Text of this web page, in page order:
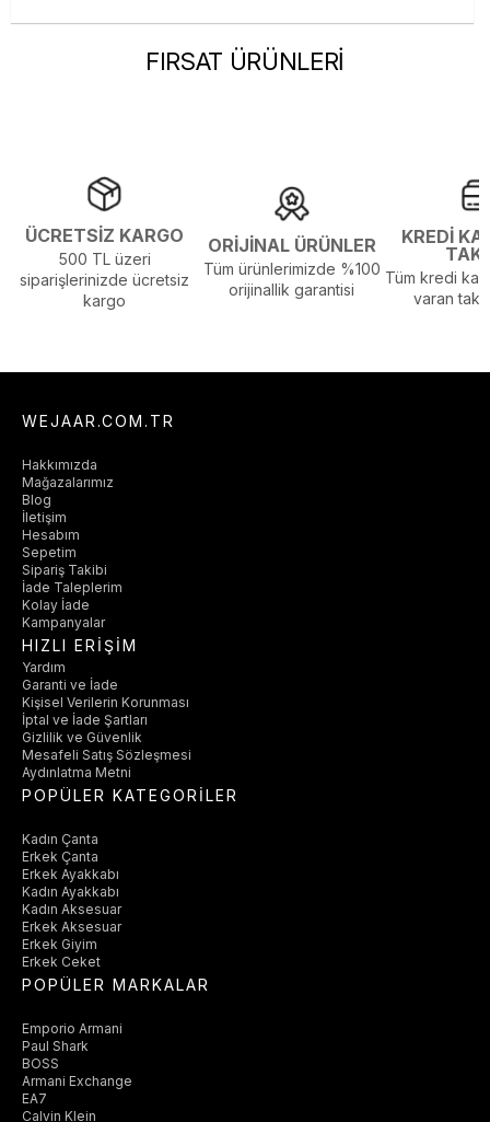
FIRSAT ÜRÜNLERİ
ÜCRETSİZ KARGO
500 TL üzeri
siparişlerinizde ücretsiz
kargo
ORİJİNAL ÜRÜNLER
Tüm ürünlerimizde %100
orijinallik garantisi
KREDİ
Tüm kredi
varan
WEJAAR.COM.TR
Hakkımızda
Mağazalarımız
Blog
İletişim
Hesabım
Sepetim
Sipariş Takibi
İade Taleplerim
Kolay İade
Kampanyalar
HIZLI ERİŞİM
Yardım
Garanti ve İade
Kişisel Verilerin Korunması
İptal ve İade Şartları
Gizlilik ve Güvenlik
Mesafeli Satış Sözleşmesi
Aydınlatma Metni
POPÜLER KATEGORİLER
Kadın Çanta
Erkek Çanta
Erkek Ayakkabı
Kadın Ayakkabı
Kadın Aksesuar
Erkek Aksesuar
Erkek Giyim
Erkek Ceket
POPÜLER MARKALAR
Emporio Armani
Paul Shark
BOSS
Armani Exchange
EA7
Calvin Klein